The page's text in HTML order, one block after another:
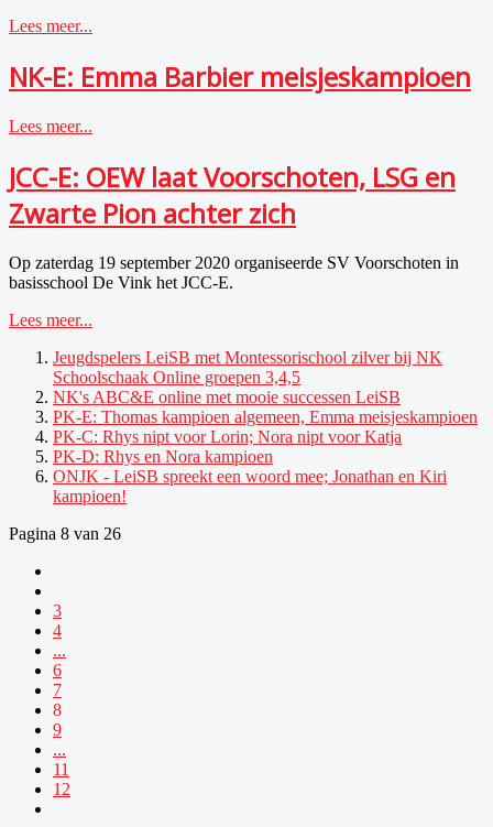
Lees meer...
NK-E: Emma Barbier meisjeskampioen
Lees meer...
JCC-E: OEW laat Voorschoten, LSG en
Zwarte Pion achter zich
Op zaterdag 19 september 2020 organiseerde SV Voorschoten in
basisschool De Vink het JCC-E.
Lees meer...
Jeugdspelers LeiSB met Montessorischool zilver bij NK
Schoolschaak Online groepen 3,4,5
NK's ABC&E online met mooie successen LeiSB
PK-E: Thomas kampioen algemeen, Emma meisjeskampioen
PK-C: Rhys nipt voor Lorin; Nora nipt voor Katja
PK-D: Rhys en Nora kampioen
ONJK - LeiSB spreekt een woord mee; Jonathan en Kiri
kampioen!
Pagina 8 van 26
3
4
...
6
7
8
9
...
11
12